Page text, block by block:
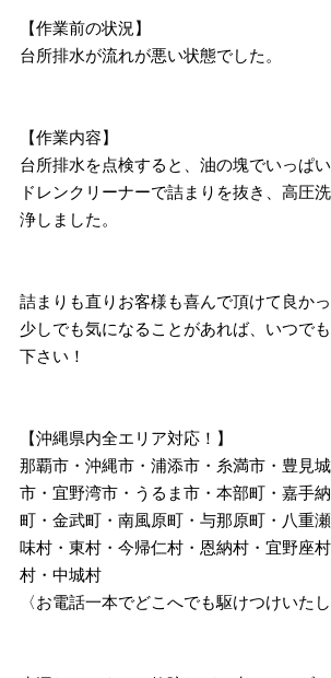
【作業前の状況】
台所排水が流れが悪い状態でした。
【作業内容】
台所排水を点検すると、油の塊でいっぱ
ドレンクリーナーで詰まりを抜き、高圧
浄しました。
詰まりも直りお客様も喜んで頂けて良かっ
少しでも気になることがあれば、いつで
下さい！
【沖縄県内全エリア対応！】
那覇市・沖縄市・浦添市・糸満市・豊見
市・宜野湾市・うるま市・本部町・嘉手
町・金武町・南風原町・与那原町・八重
味村・東村・今帰仁村・恩納村・宜野座
村・中城村
〈お電話一本でどこへでも駆けつけいたし